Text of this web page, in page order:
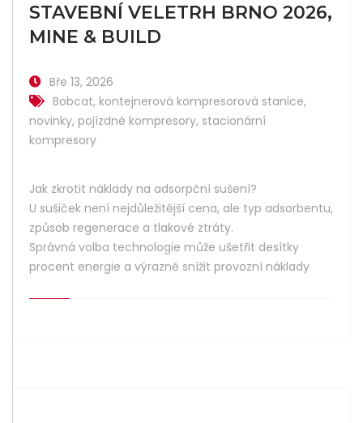
STAVEBNÍ VELETRH BRNO 2026,
MINE & BUILD
Bře 13, 2026
Bobcat, kontejnerová kompresorová stanice,
novinky, pojízdné kompresory, stacionární
kompresory
Jak zkrotit náklady na adsorpční sušení?
U sušiček není nejdůležitější cena, ale typ adsorbentu,
způsob regenerace a tlakové ztráty.
Správná volba technologie může ušetřit desítky
procent energie a výrazně snížit provozní náklady